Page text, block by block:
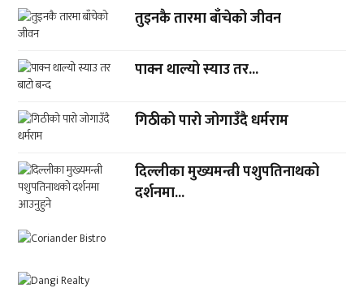
तुइनकै तारमा बाँचेको जीवन
पाक्न थाल्यो स्याउ तर...
गिठीको पारो जोगाउँदै धर्मराम
दिल्लीका मुख्यमन्त्री पशुपतिनाथको
दर्शनमा...